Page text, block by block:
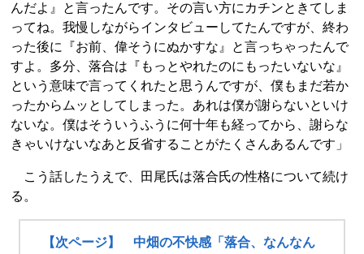
んだよ』と言ったんです。その言い方にカチンときてしま
ってね。我慢しながらインタビューしてたんですが、終わ
った後に『お前、偉そうにぬかすな』と言っちゃったんで
すよ。多分、落合は『もっとやれたのにもったいないな』
という意味で言ってくれたと思うんですが、僕もまだ若か
ったからムッとしてしまった。あれは僕が謝らないといけ
ないな。僕はそういうふうに何十年も経ってから、謝らな
きゃいけないなあと反省することがたくさんあるんです」
こう話したうえで、田尾氏は落合氏の性格について続け
る。
【次ページ】 中畑の不快感「落合、なんなん